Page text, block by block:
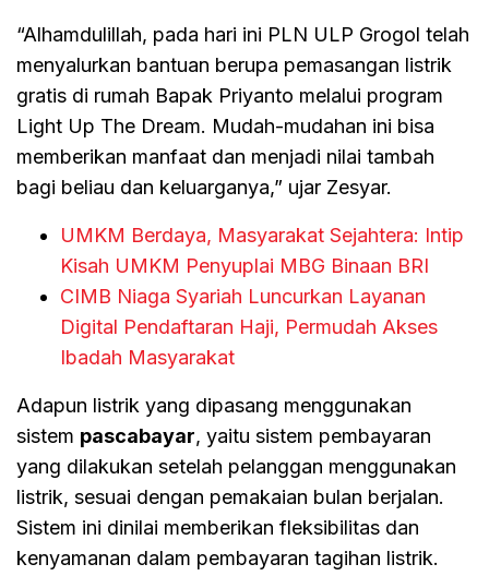
“Alhamdulillah, pada hari ini PLN ULP Grogol telah
menyalurkan bantuan berupa pemasangan listrik
gratis di rumah Bapak Priyanto melalui program
Light Up The Dream. Mudah-mudahan ini bisa
memberikan manfaat dan menjadi nilai tambah
bagi beliau dan keluarganya,” ujar Zesyar.
UMKM Berdaya, Masyarakat Sejahtera: Intip
Kisah UMKM Penyuplai MBG Binaan BRI
CIMB Niaga Syariah Luncurkan Layanan
Digital Pendaftaran Haji, Permudah Akses
Ibadah Masyarakat
Adapun listrik yang dipasang menggunakan
sistem pascabayar, yaitu sistem pembayaran
yang dilakukan setelah pelanggan menggunakan
listrik, sesuai dengan pemakaian bulan berjalan.
Sistem ini dinilai memberikan fleksibilitas dan
kenyamanan dalam pembayaran tagihan listrik.